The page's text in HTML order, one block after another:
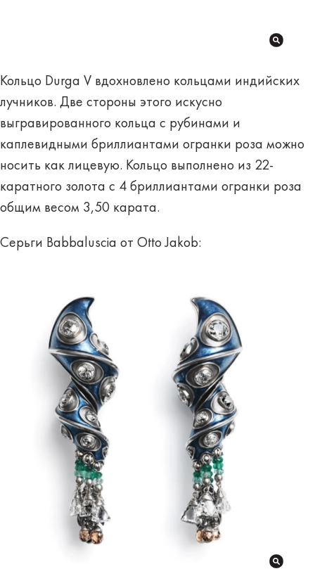
Кольцо Durga V вдохновлено кольцами индийских
лучников. Две стороны этого искусно
выгравированного кольца с рубинами и
каплевидными бриллиантами огранки роза можно
носить как лицевую. Кольцо выполнено из 22-
каратного золота с 4 бриллиантами огранки роза
общим весом 3,50 карата.
Серьги Babbaluscia от Otto Jakob: